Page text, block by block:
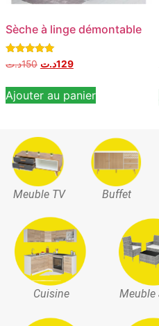
Sèche à linge démontable
Note
5.00
150د.ت 129د.ت
Ajouter au panier
Meuble TV Buffet
Cuisine Meuble